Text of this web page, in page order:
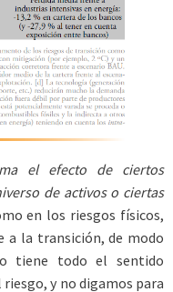
el efecto de ciertos
de activos o ciertas
en los riesgos físicos,
a la transición, de modo
tiene todo el sentido
y no digamos para